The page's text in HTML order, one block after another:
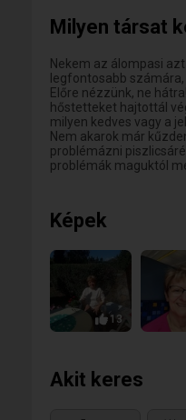
Milyen társat
Nekem az álompasi
legfontosabb számára,
Előre nézzünk, ne
hőstetteket hajtottál
milyen kedves vagy a
Nem akarok már
problémázni
problémák maguktól
Képek
13
Akit keres